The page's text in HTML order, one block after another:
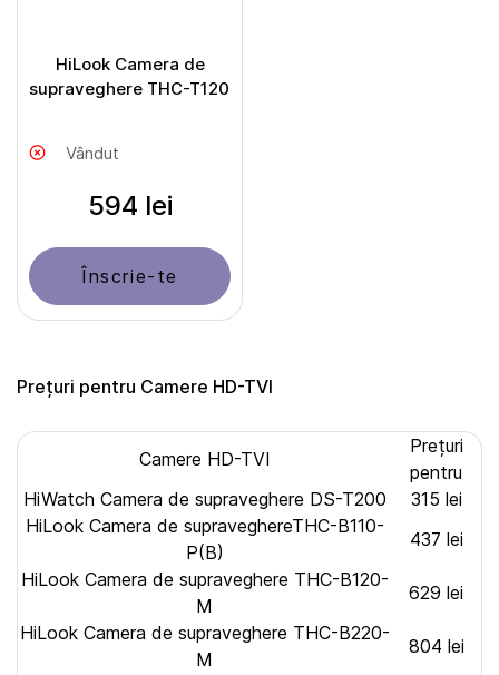
HiLook Camera de
supraveghere THC-T120
Vândut
594 lei
Înscrie-te
Prețuri pentru Camere HD-TVI
Camere HD-TVI
Prețuri
pentru
HiWatch Camera de supraveghere DS-T200
315 lei
HiLook Camera de supraveghereTHC-B110-
P(B)
437 lei
HiLook Camera de supraveghere THC-B120-
M
629 lei
HiLook Camera de supraveghere THC-B220-
M
804 lei